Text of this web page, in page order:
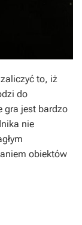
to, iż
do
gra jest bardzo
nie
obiektów